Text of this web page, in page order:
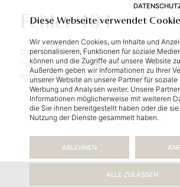
Fehler 404
Die­se Sei­te konn­te nicht ge­fun­den wer­den.
Start­sei­te zu­rückoder über­prü­fen Sie, ob
Adress­zei­le rich­tig ein­ge­ge­ben ha­ben.
Diese Webseite verwendet
Wir verwenden Cookies, um Inhalte und
personalisieren, Funktionen für soziale
können und die Zugriffe auf unsere Website
Außerdem geben wir Informationen zu Ihrer
unserer Website an unsere Partner für
Werbung und Analysen weiter. Unsere
Informationen möglicherweise mit weiteren
die Sie ihnen bereitgestellt haben oder die sie
Nutzung der Dienste gesammelt haben.
ABLEHNEN
ALLE ZULASSEN